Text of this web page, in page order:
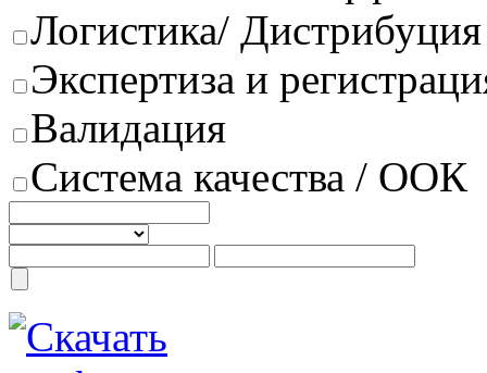
Логистика/
Экспертиза и
Валидация
Система качества / ООК